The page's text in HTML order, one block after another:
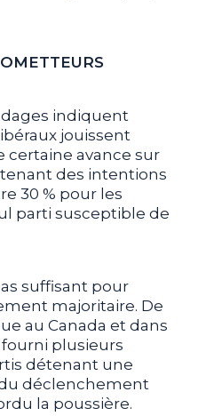
indiquent
jouissent
certaine avance sur
des intentions
30 % pour les
parti susceptible de
suffisant pour
majoritaire. De
au Canada et dans
fourni plusieurs
détenant une
déclenchement
la poussière.